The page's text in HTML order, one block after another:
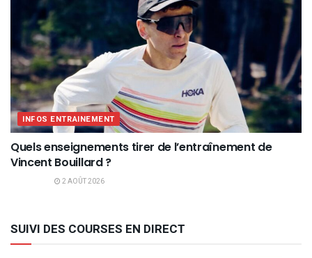
INFOS ENTRAINEMENT
Quels enseignements tirer de l’entraînement de
Vincent Bouillard ?
2 AOÛT 2026
SUIVI DES COURSES EN DIRECT